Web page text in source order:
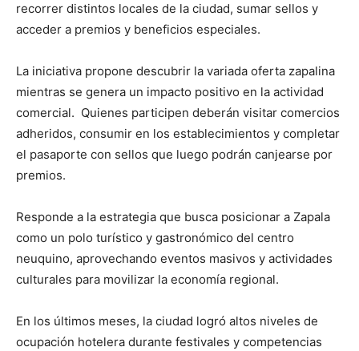
recorrer distintos locales de la ciudad, sumar sellos y
acceder a premios y beneficios especiales.
La iniciativa propone descubrir la variada oferta zapalina
mientras se genera un impacto positivo en la actividad
comercial. Quienes participen deberán visitar comercios
adheridos, consumir en los establecimientos y completar
el pasaporte con sellos que luego podrán canjearse por
premios.
Responde a la estrategia que busca posicionar a Zapala
como un polo turístico y gastronómico del centro
neuquino, aprovechando eventos masivos y actividades
culturales para movilizar la economía regional.
En los últimos meses, la ciudad logró altos niveles de
ocupación hotelera durante festivales y competencias